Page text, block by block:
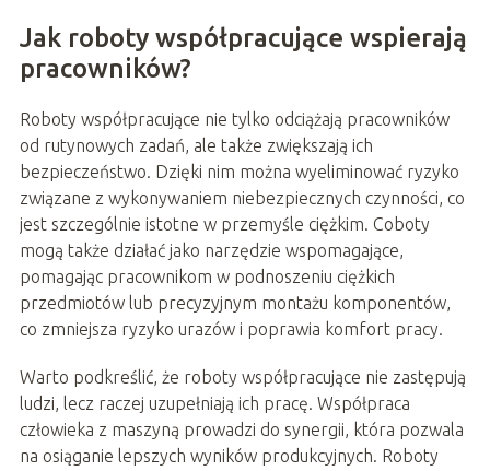
Jak roboty współpracujące wspierają
pracowników?
Roboty współpracujące nie tylko odciążają pracowników
od rutynowych zadań, ale także zwiększają ich
bezpieczeństwo. Dzięki nim można wyeliminować ryzyko
związane z wykonywaniem niebezpiecznych czynności, co
jest szczególnie istotne w przemyśle ciężkim. Coboty
mogą także działać jako narzędzie wspomagające,
pomagając pracownikom w podnoszeniu ciężkich
przedmiotów lub precyzyjnym montażu komponentów,
co zmniejsza ryzyko urazów i poprawia komfort pracy.
Warto podkreślić, że roboty współpracujące nie zastępują
ludzi, lecz raczej uzupełniają ich pracę. Współpraca
człowieka z maszyną prowadzi do synergii, która pozwala
na osiąganie lepszych wyników produkcyjnych. Roboty